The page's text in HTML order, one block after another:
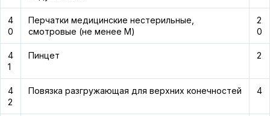
4
0
Перчатки медицинские нестерильные,
смотровые (не менее М)
2
0
4
1
Пинцет 2
4
2
Повязка разгружающая для верхних конечностей 4